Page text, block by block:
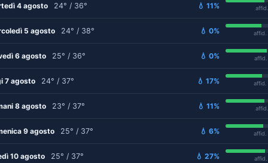
4 agosto 24° / 36° 💧 11%
5 agosto 24° / 38° 💧 0% affid.
6 agosto 25° / 36° 💧 0%
7 agosto 24° / 37° 💧 17% affid.
8 agosto 23° / 37° 💧 11%
9 agosto 25° / 37° 💧 6% affid.
10 agosto 25° / 37° 💧 27%